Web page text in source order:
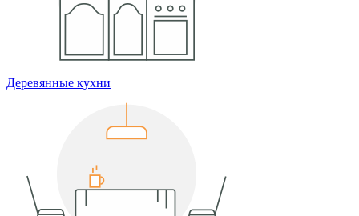
Деревянные кухни